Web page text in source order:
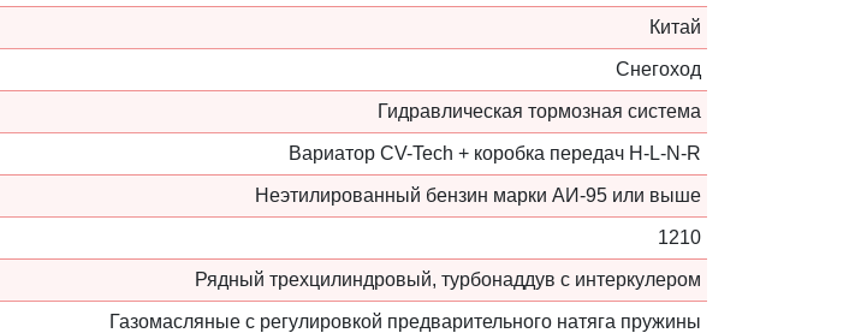
Китай
Снегоход
Гидравлическая тормозная система
Вариатор CV-Tech + коробка передач H-L-N-R
Неэтилированный бензин марки АИ-95 или выше
1210
Рядный трехцилиндровый, турбонаддув с интеркулером
Газомасляные с регулировкой предварительного натяга пружины